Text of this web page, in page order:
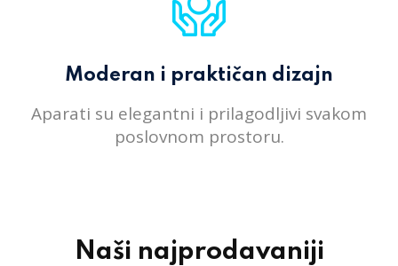
Moderan i praktičan dizajn
Aparati su elegantni i prilagodljivi svakom
poslovnom prostoru.
Naši najprodavaniji